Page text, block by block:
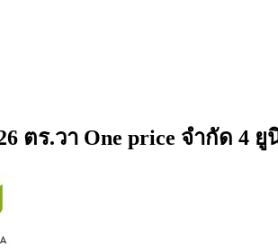
ตร.วา One price จำกัด 4 ยู